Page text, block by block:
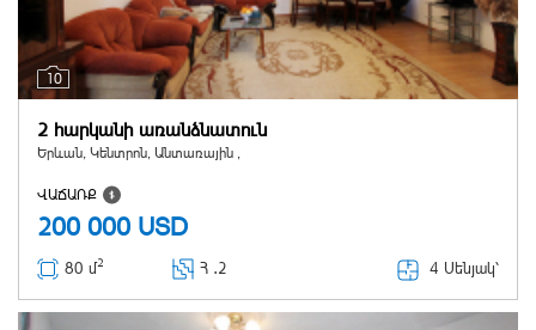
10
2 հարկանի առանձնատուն
Երևան, Կենտրոն, Անտառային ,
ՎԱՃԱՌՔ
200 000 USD
80 մ2 Հ ․2 4 Սենյակ՝